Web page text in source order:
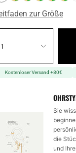
zur Größe
1
Kostenloser Versand +80€
Sie
die
und